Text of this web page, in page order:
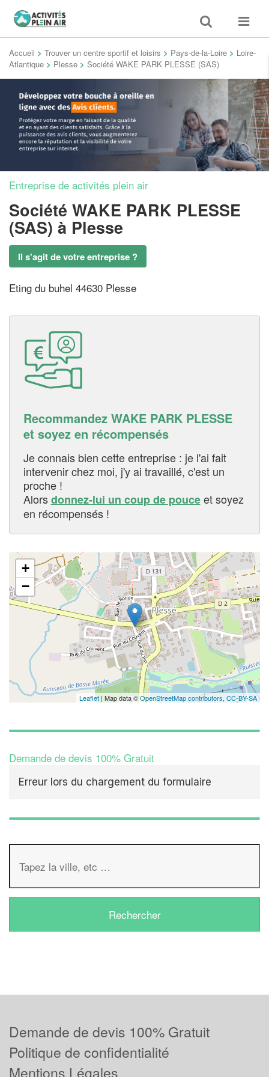
Toggle
search
Toggle
Accueil > Trouver un centre sportif et loisirs > Pays-de-la-Loire > Loire-
Atlantique > Plesse > Société WAKE PARK PLESSE (SAS)
Entreprise de activités plein air
Société WAKE PARK PLESSE
(SAS) à Plesse
Il s'agit de votre entreprise ?
Eting du buhel 44630 Plesse
Recommandez WAKE PARK PLESSE
et soyez en récompensés
Je connais bien cette entreprise : je l'ai fait
intervenir chez moi, j'y ai travaillé, c'est un
proche !
Alorsdonnez-lui un coup de pouceet soyez
en récompensés !
+
−
Leaflet | Map data ©OpenStreetMap contributors, CC-BY-SA
Demande de devis 100% Gratuit
Erreur lors du chargement du formulaire
Demande de devis 100% Gratuit
Politique de confidentialité
Mentions Légales